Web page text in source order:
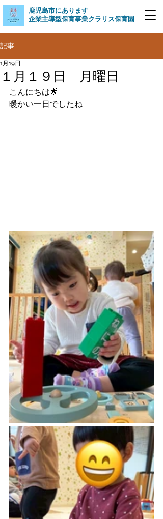
​鹿児島市にあります
企業主導型保育事業クラリス保育園
記事
１月１９日 月曜日
1月19日
こんにちは🌟
暖かい一日でしたね